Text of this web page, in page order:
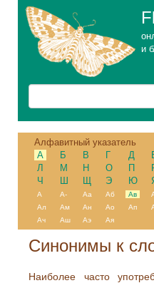
и
Алфавитный указатель
А
Б В Г Д
Л
М Н О П
Ч
Ш Щ Э Ю
А А- Аа Аб Ав
Ал
Ам Ан Ао Ап
Ач
Аш Аэ Ая
Синонимы к
Наиболее часто